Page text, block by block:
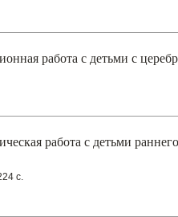
работа с детьми с
работа с детьми
с.